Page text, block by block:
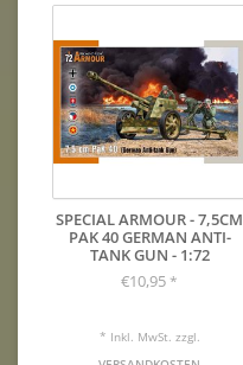
SPECIAL ARMOUR - 7,5CM
PAK 40 GERMAN ANTI-
TANK GUN - 1:72
€10,95 *
* Inkl. MwSt. zzgl.